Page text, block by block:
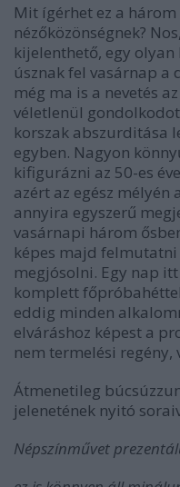
Mit ígérhet ez a
nézőközönségnek?
kijelenthető, egy
úsznak fel vasárnap a
még ma is a nevetés
véletlenül
korszak abszurditása
egyben. Nagyon
kifigurázni az 50-es
azért az egész
annyira egyszerű
vasárnapi három
képes majd
megjósolni. Egy nap
komplett
eddig minden
elváráshoz képest a
nem termelési
Átmenetileg
jelenetének nyitó
Népszínművet